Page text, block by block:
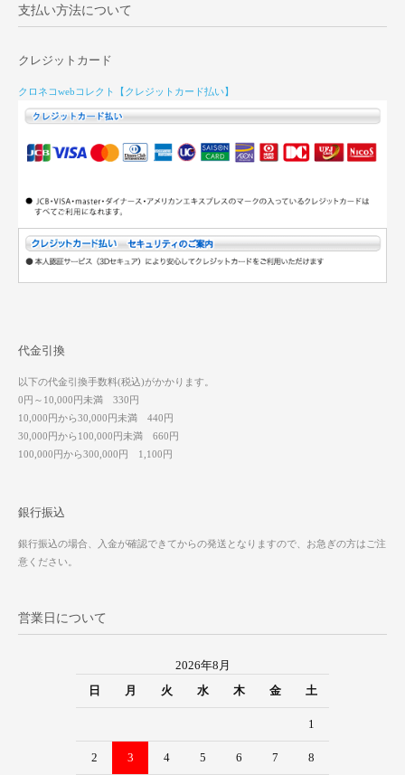
支払い方法について
クレジットカード
クロネコwebコレクト【クレジットカード払い】
代金引換
以下の代金引換手数料(税込)がかかります。
0円～10,000円未満 330円
10,000円から30,000円未満 440円
30,000円から100,000円未満 660円
100,000円から300,000円 1,100円
銀行振込
銀行振込の場合、入金が確認できてからの発送となりますので、お急ぎの方はご注
意ください。
営業日について
2026年8月
日
月 火 水 木 金 土
1
2 3 4 5 6 7 8